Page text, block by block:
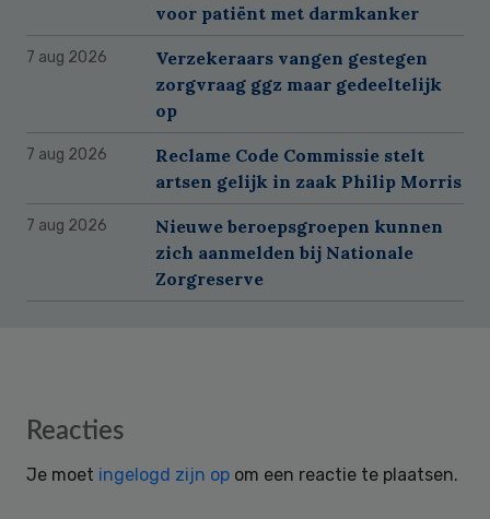
voor patiënt met darmkanker
7 aug 2026
Verzekeraars vangen gestegen
zorgvraag ggz maar gedeeltelijk
op
7 aug 2026
Reclame Code Commissie stelt
artsen gelijk in zaak Philip Morris
7 aug 2026
Nieuwe beroepsgroepen kunnen
zich aanmelden bij Nationale
Zorgreserve
Reader
Reacties
Je moet ingelogd zijn op om een reactie te plaatsen.